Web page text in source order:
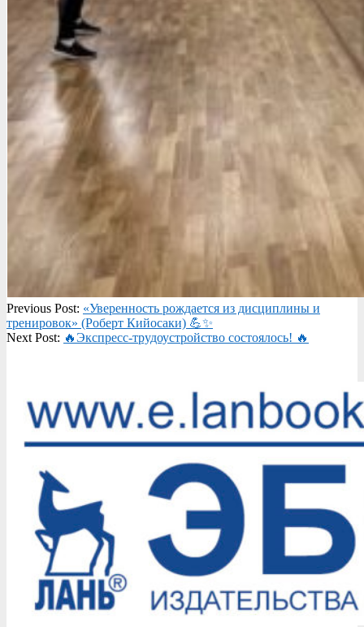
2025-
03-
28
Previous Post: «Уверенность рождается из дисциплины и
тренировок» (Роберт Кийосаки) 💪✨
Next Post: 🔥Экспресс-трудоустройство состоялось! 🔥